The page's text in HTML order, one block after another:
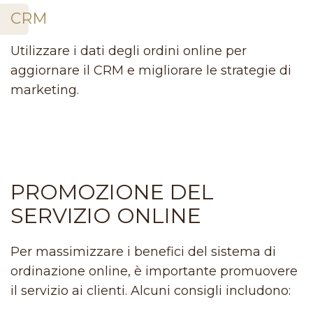
CRM
Utilizzare i dati degli ordini online per
aggiornare il CRM e migliorare le strategie di
marketing.
PROMOZIONE DEL
SERVIZIO ONLINE
Per massimizzare i benefici del sistema di
ordinazione online, è importante promuovere
il servizio ai clienti. Alcuni consigli includono: